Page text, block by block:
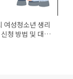
여성청소년 생리
청 방법 및 대상